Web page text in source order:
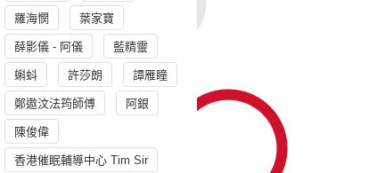
羅海憫 葉家寶
薛影儀 - 阿儀 藍精靈
蝌蚪 許莎朗 譚雁瞳
鄭遨汶法筠師傅 阿銀
陳俊偉
香港催眠輔導中心 Tim Sir